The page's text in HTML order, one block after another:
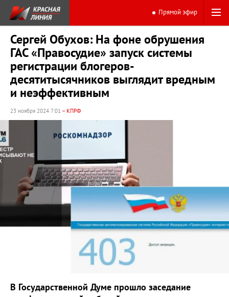
Прямой эфир
Сергей Обухов: На фоне обрушения
ГАС «Правосудие» запуск системы
регистрации блогеров-
десятитысячников выглядит вредным
и неэффективным
23 ноября 2024 7:01 – КПРФ
В Государственной Думе прошло заседание